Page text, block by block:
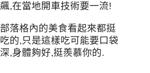
,在當地開車技術要一流!
落格內的美食看起來都挺
的,只是這樣吃可能要口袋
,身體夠好,挺羨慕你的.